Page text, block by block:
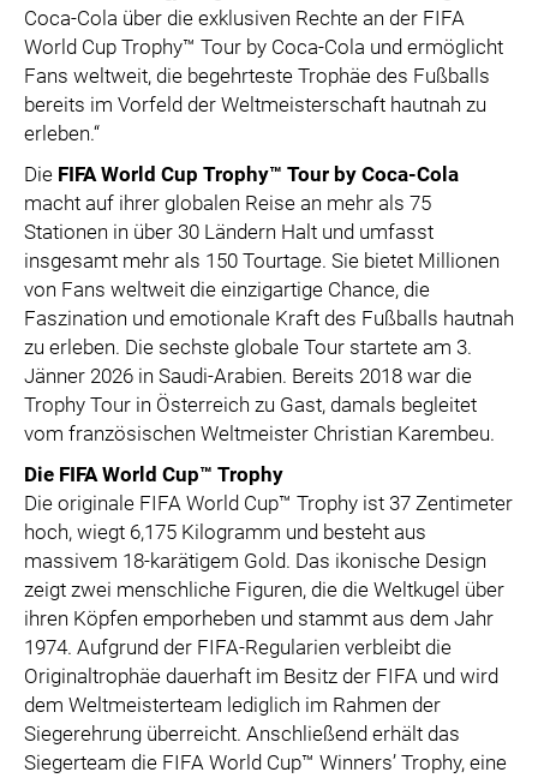
Coca-Cola über die exklusiven Rechte an der FIFA
World Cup Trophy™ Tour by Coca-Cola und ermöglicht
Fans weltweit, die begehrteste Trophäe des Fußballs
bereits im Vorfeld der Weltmeisterschaft hautnah zu
erleben.“
Die FIFA World Cup Trophy™ Tour by Coca-Cola
macht auf ihrer globalen Reise an mehr als 75
Stationen in über 30 Ländern Halt und umfasst
insgesamt mehr als 150 Tourtage. Sie bietet Millionen
von Fans weltweit die einzigartige Chance, die
Faszination und emotionale Kraft des Fußballs hautnah
zu erleben. Die sechste globale Tour startete am 3.
Jänner 2026 in Saudi-Arabien. Bereits 2018 war die
Trophy Tour in Österreich zu Gast, damals begleitet
vom französischen Weltmeister Christian Karembeu.
Die FIFA World Cup™ Trophy
Die originale FIFA World Cup™ Trophy ist 37 Zentimeter
hoch, wiegt 6,175 Kilogramm und besteht aus
massivem 18-karätigem Gold. Das ikonische Design
zeigt zwei menschliche Figuren, die die Weltkugel über
ihren Köpfen emporheben und stammt aus dem Jahr
1974. Aufgrund der FIFA-Regularien verbleibt die
Originaltrophäe dauerhaft im Besitz der FIFA und wird
dem Weltmeisterteam lediglich im Rahmen der
Siegerehrung überreicht. Anschließend erhält das
Siegerteam die FIFA World Cup™ Winners’ Trophy, eine